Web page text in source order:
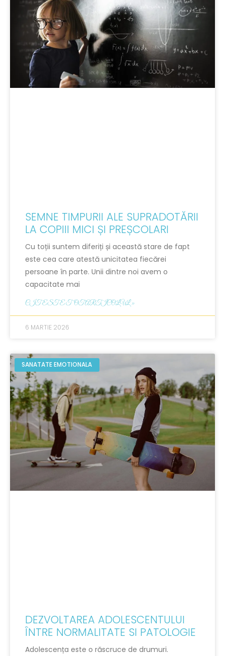
SEMNE TIMPURII ALE SUPRADOTĂRII
LA COPIII MICI ȘI PREȘCOLARI
Cu toții suntem diferiți și această stare de fapt
este cea care atestă unicitatea fiecărei
persoane în parte. Unii dintre noi avem o
capacitate mai
CITESTE TOT ARTICOLUL »
6 MARTIE 2026
SANATATE EMOTIONALA
DEZVOLTAREA ADOLESCENTULUI
ÎNTRE NORMALITATE SI PATOLOGIE
Adolescența este o răscruce de drumuri.